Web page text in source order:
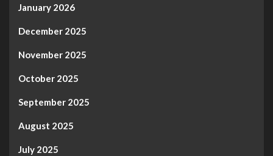
January 2026
December 2025
November 2025
October 2025
September 2025
August 2025
July 2025